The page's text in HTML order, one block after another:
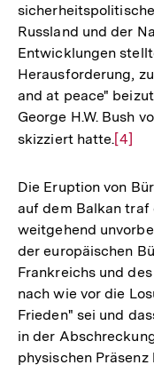
Russland und der
Entwicklungen
Herausforderung,
and at peace"
George H.W. Bush
skizziert hatte.Zur
der
[4]
Die Eruption von
auf dem Balkan
weitgehend
der europäischen
Frankreichs und
nach wie vor die
Frieden" sei und
in der
physischen Präsenz